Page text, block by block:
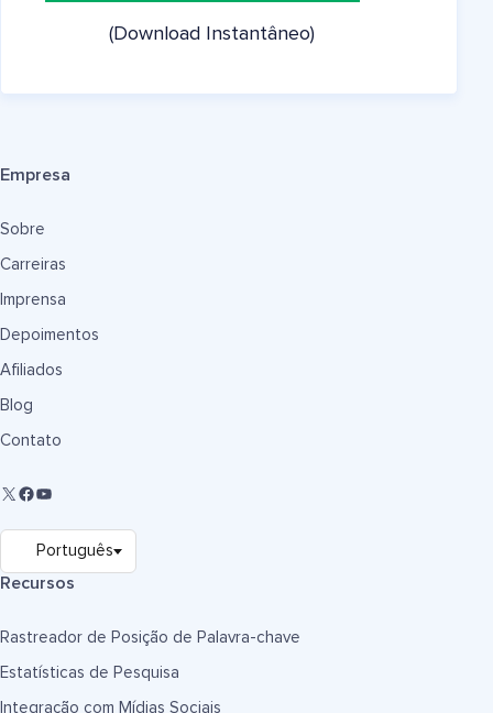
(Download Instantâneo)
Empresa
Sobre
Carreiras
Imprensa
Depoimentos
Afiliados
Blog
Contato
Recursos
Rastreador de Posição de Palavra-chave
Estatísticas de Pesquisa
Integração com Mídias Sociais